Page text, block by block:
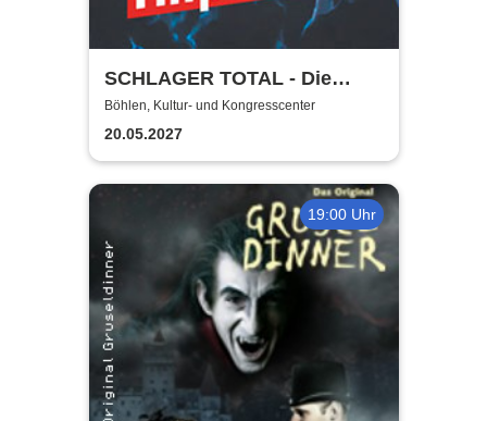
SCHLAGER TOTAL - Die
große deutsche Hitparade
Böhlen, Kultur- und Kongresscenter
20.05.2027
19:00 Uhr